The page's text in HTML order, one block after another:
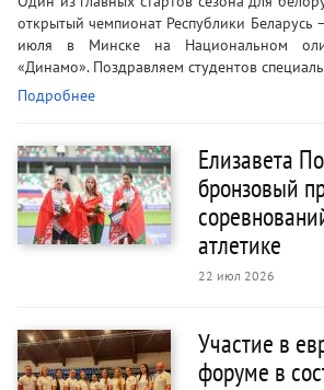
открытый чемпионат Республики Беларусь
июля в Минске на Национальном
«Динамо». Поздравляем студентов
Подробнее
Елизавета
бронзовый
атлетике
22 июл 2026
Участие в
форуме в